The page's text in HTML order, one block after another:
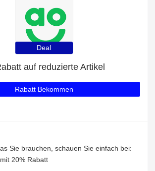
Deal
auf reduzierte Artikel
Rabatt Bekommen
Sie brauchen, schauen Sie einfach bei:
20% Rabatt